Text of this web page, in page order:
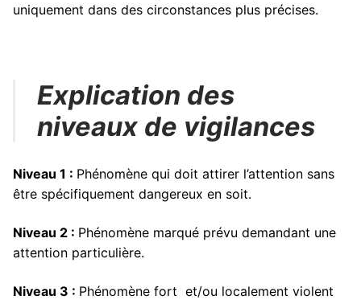
uniquement dans des circonstances plus précises.
Explication des
niveaux de vigilances
Niveau 1 : Phénomène qui doit attirer l’attention sans
être spécifiquement dangereux en soit.
Niveau 2 : Phénomène marqué prévu demandant une
attention particulière.
Niveau 3 : Phénomène fort et/ou localement violent